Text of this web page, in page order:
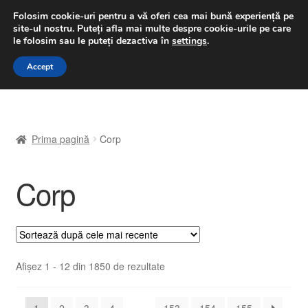
LIVRARE de la 33 lei
luni-vineri 9 a.m. - 4 p.m.031 229 6816
Sari
Sari
A lua legatura
Contul meu
Coș
Despre noi
Finalizare comandă
Prima pagină Corp
Corp
Afișez 1 - 12 din 1850 de rezultateSortat
Folosim cookie-uri pentru a vă oferi cea mai bună experiență pe
site-ul nostru. Puteți afla mai multe despre cookie-urile pe care
le folosim sau le puteți dezactiva în settings.
Accept